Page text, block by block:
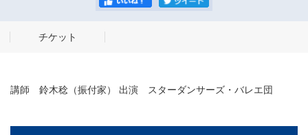
チケット
講師 鈴木稔（振付家） 出演 スターダンサーズ・バレエ団